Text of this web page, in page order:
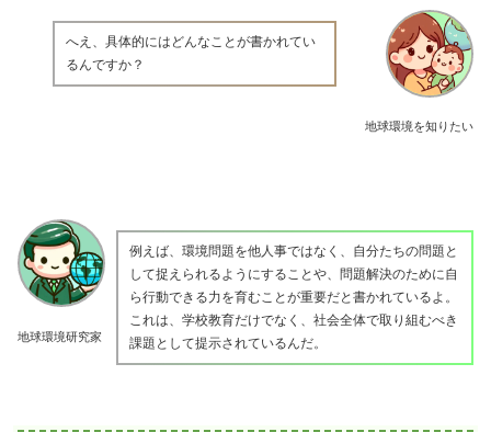
地球環境を知りたい
へえ、具体的にはどんなことが書かれてい
るんですか？
地球環境研究家
例えば、環境問題を他人事ではなく、自分たちの問題と
して捉えられるようにすることや、問題解決のために自
ら行動できる力を育むことが重要だと書かれているよ。
これは、学校教育だけでなく、社会全体で取り組むべき
課題として提示されているんだ。